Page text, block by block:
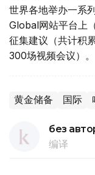
世界各地举办一系
Global网站平台上
征集建议（共计积
300场视频会议）。
黄金储备 国际
без
编译